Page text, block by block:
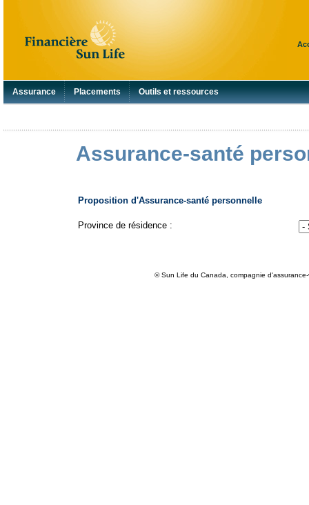
Assurance Placements Outils et ressources
Assurance-santé
Proposition d'Assurance-santé personnelle
Province de résidence :
© Sun Life du Canada, compagnie